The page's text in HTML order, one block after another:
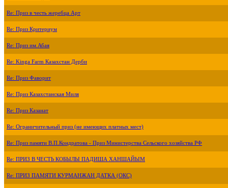
Re: Приз в честь жеребца Арт
Re: Приз Критериум
Re: Приз им.Абая
Re: Kinga Farm Казахстан Дерби
Re: Приз Фаворит
Re: Приз Казахстанская Миля
Re: Приз Казанат
Re: Ограничительный приз (не имеющих платных мест)
Re: Приз памяти В.П.Кондратова - Приз Министерства Сельского хозяйства РФ
Re: ПРИЗ В ЧЕСТЬ КОБЫЛЫ ПАДИША ХАНШАЙЫМ
Re: ПРИЗ ПАМЯТИ КУРМАНЖАН ДАТКА (ОКС)